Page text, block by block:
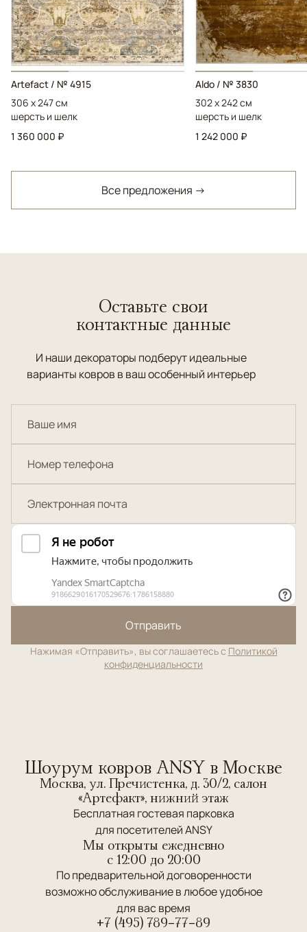
Artefact / № 4915
306 x 247 см
шерсть и шелк
1 360 000 ₽
Aldo / № 3830
302 x 242 см
шерсть и шелк
1 242 000 ₽
Все предложения →
Оставьте свои
контактные данные
И наши декораторы подберут идеальные
варианты ковров в ваш особенный интерьер
Отправить
Нажимая «Отправить», вы соглашаетесь с Политикой
конфиденциальности
Шоурум ковров ANSY в Москве
Москва, ул. Пречистенка, д. 30/2, салон
«Артефакт», нижний этаж
Бесплатная гостевая парковка
для посетителей ANSY
Мы открыты ежедневно
c 12:00 до 20:00
По предварительной договоренности
возможно обслуживание в любое удобное
для вас время
+7 (495) 789-77-89